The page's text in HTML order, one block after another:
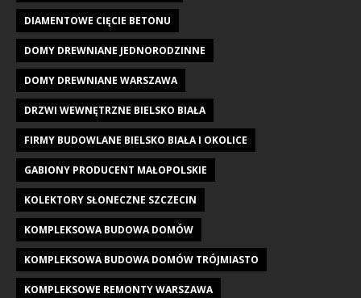
DIAMENTOWE CIĘCIE BETONU
DOMY DREWNIANE JEDNORODZINNE
DOMY DREWNIANE WARSZAWA
DRZWI WEWNĘTRZNE BIELSKO BIAŁA
FIRMY BUDOWLANE BIELSKO BIAŁA I OKOLICE
GABIONY PRODUCENT MAŁOPOLSKIE
KOLEKTORY SŁONECZNE SZCZECIN
KOMPLEKSOWA BUDOWA DOMÓW
KOMPLEKSOWA BUDOWA DOMÓW TRÓJMIASTO
KOMPLEKSOWE REMONTY WARSZAWA